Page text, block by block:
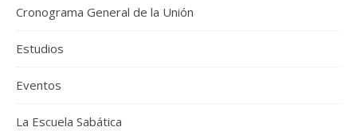
Cronograma General de la Unión
Estudios
Eventos
La Escuela Sabática